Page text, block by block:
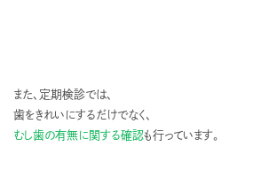
また、定期検診では、
歯をきれいにするだけでなく、
むし歯の有無に関する確認も行っています。